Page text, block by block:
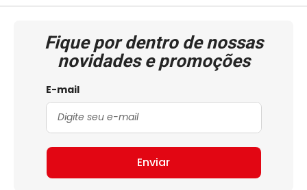
Fique por dentro de nossas
novidades e promoções
E-mail
Enviar